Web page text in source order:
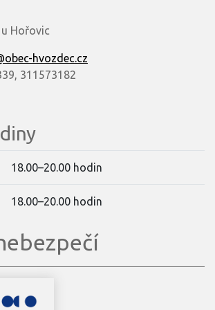
Hořovic
hvozdec.cz
311573182
18.00–20.00 hodin
18.00–20.00 hodin